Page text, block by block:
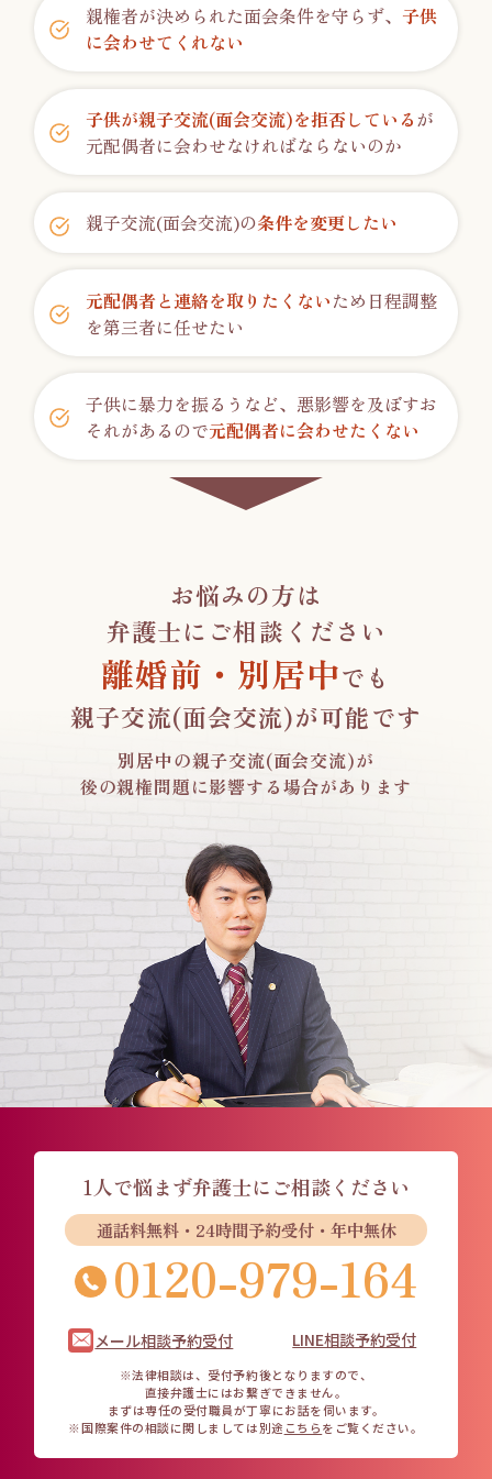
親権者が決められた面会条件を守らず、 子供
に会わせてくれない
子供が親子交流(面会交流)を拒否しているが
元配偶者に会わせなければならないのか
親子交流(面会交流)の条件を変更したい
元配偶者と連絡を取りたくないため日程調整
を第三者に任せたい
子供に暴力を振るうなど、悪影響を及ぼすお
それがあるので元配偶者に会わせたくない
お悩みの方は
弁護士にご相談ください
離婚前・別居中でも
親子交流(面会交流)が可能です
別居中の親子交流(面会交流)が
後の親権問題に影響する場合があります
1人で悩まず弁護士にご相談ください
通話料無料・24時間予約受付・年中無休
0120-979-164
メール相談予約受付 LINE相談予約受付
※法律相談は、受付予約後となりますので、
直接弁護士にはお繋ぎできません。
まずは専任の受付職員が丁寧にお話を伺います。
※国際案件の相談に関しましては 別途 こちら をご覧ください。